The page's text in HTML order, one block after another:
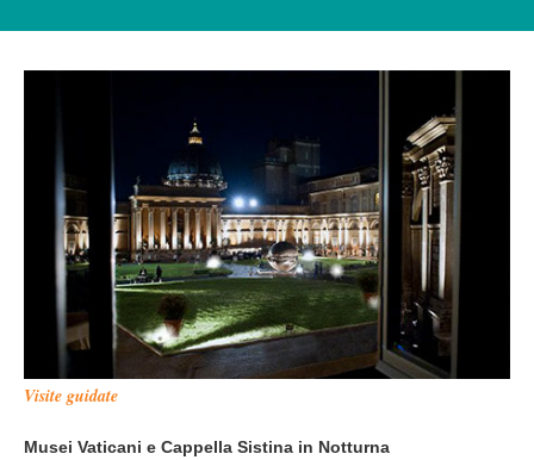
Visite guidate
Musei Vaticani e Cappella Sistina in Notturna